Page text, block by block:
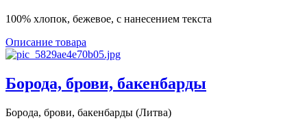
100% хлопок, бежевое, с нанесением текста
Описание товара
Борода, брови, бакенбарды
Борода, брови, бакенбарды (Литва)